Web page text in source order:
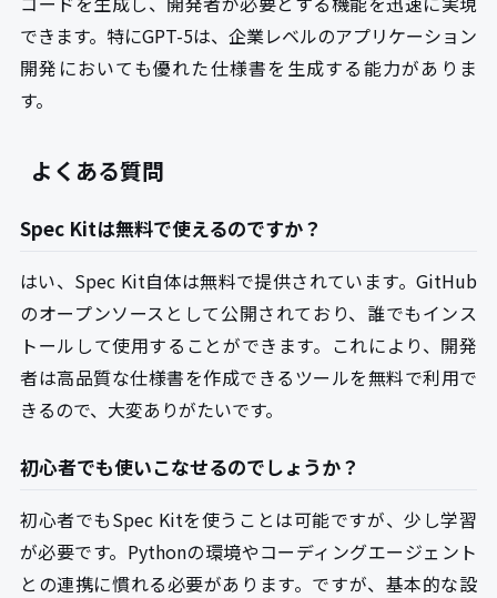
できます。特にGPT-5は、企業レベルのアプリケーション
開発においても優れた仕様書を生成する能力がありま
す。
よくある質問
Spec Kitは無料で使えるのですか？
はい、Spec Kit自体は無料で提供されています。GitHub
のオープンソースとして公開されており、誰でもインス
トールして使用することができます。これにより、開発
者は高品質な仕様書を作成できるツールを無料で利用で
きるので、大変ありがたいです。
初心者でも使いこなせるのでしょうか？
初心者でもSpec Kitを使うことは可能ですが、少し学習
が必要です。Pythonの環境やコーディングエージェント
との連携に慣れる必要があります。ですが、基本的な設